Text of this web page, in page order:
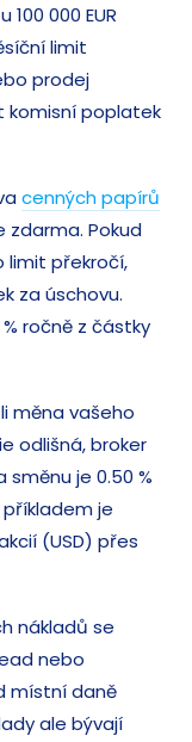
000 EUR
limit
prodej
komisní poplatek
cenných papírů
zdarma. Pokud
překročí,
za úschovu.
ročně z částky
měna vašeho
odlišná, broker
je 0.50 %
je
(USD) přes
nákladů se
nebo
místní daně
ale bývají